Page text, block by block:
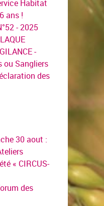
Habitat
ans !
- 2025
-
ou Sangliers
des
30 aout :
« CIRCUS-
des